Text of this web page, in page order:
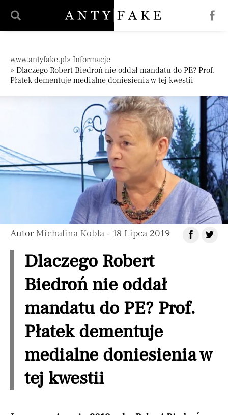
Pomiń nawigację
www.antyfake.pl
Informacje
Dlaczego Robert Biedroń nie oddał mandatu do PE? Prof.
Płatek dementuje medialne doniesienia w tej kwestii
Autor Michalina Kobla - 18 Lipca 2019
Dlaczego Robert
Biedroń nie oddał
mandatu do PE? Prof.
Płatek dementuje
medialne doniesienia w
tej kwestii